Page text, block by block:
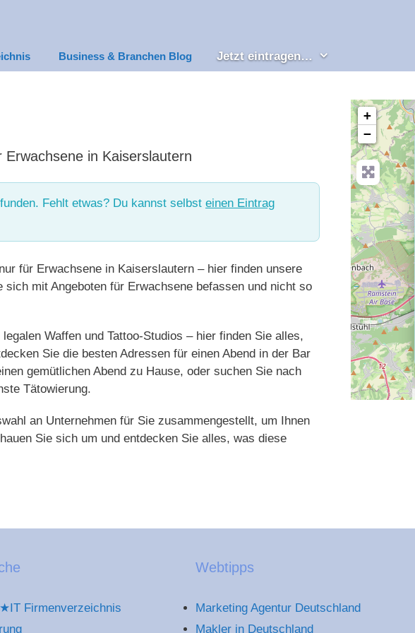
Business & Branchen Blog Jetzt eintragen…
in Kaiserslautern
Fehlt etwas? Du kannst selbst einen Eintrag
für Erwachsene in Kaiserslautern – hier finden unsere
mit Angeboten für Erwachsene befassen und nicht so
Waffen und Tattoo-Studios – hier finden Sie alles,
Sie die besten Adressen für einen Abend in der Bar
gemütlichen Abend zu Hause, oder suchen Sie nach
Tätowierung.
an Unternehmen für Sie zusammengestellt, um Ihnen
Sie sich um und entdecken Sie alles, was diese
+
−
Firmenverzeichnis
Webtipps
Marketing Agentur Deutschland
Makler in Deutschland